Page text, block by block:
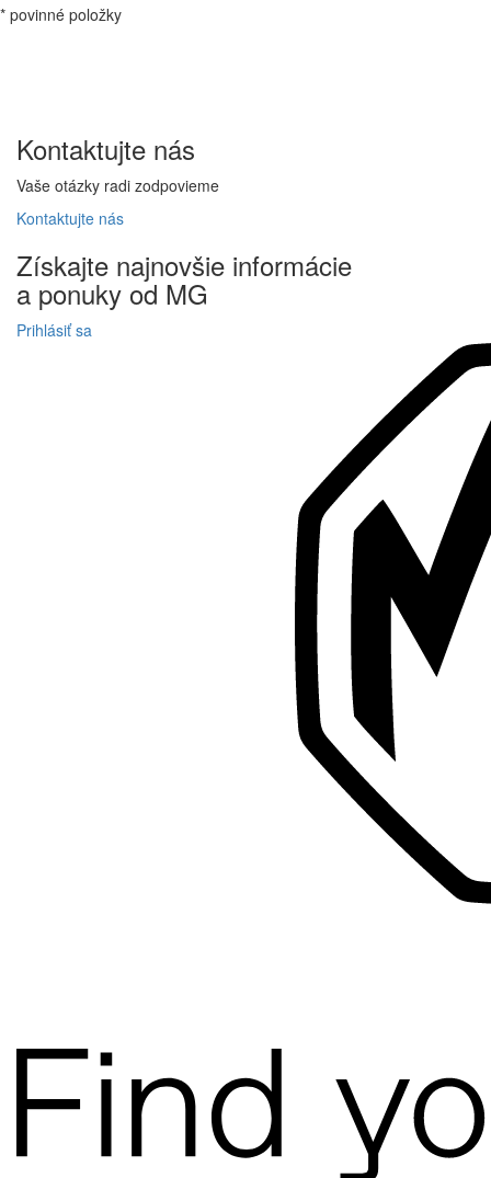
* povinné položky
Kontaktujte nás
Vaše otázky radi zodpovieme
Kontaktujte nás
Získajte najnovšie informácie
a ponuky od MG
Prihlásiť sa